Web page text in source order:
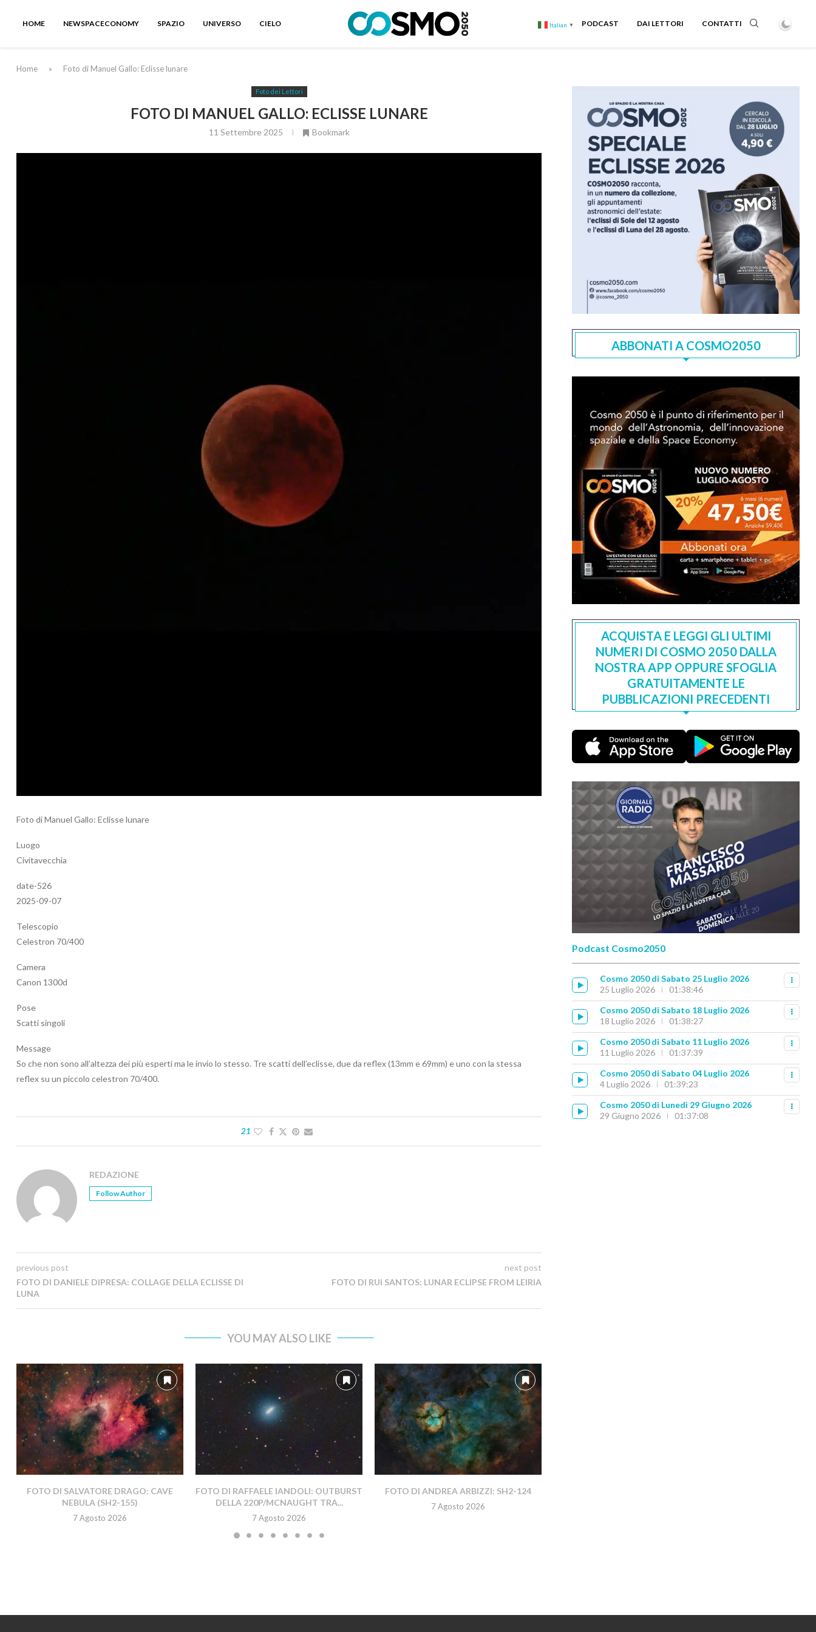
HOME NEWSPACECONOMY SPAZIO UNIVERSO CIELO Italian ▼ PODCAST DAI LETTORI CONTATTI
Home » Foto di Manuel Gallo: Eclisse lunare
Foto dei Lettori
FOTO DI MANUEL GALLO: ECLISSE LUNARE
11 Settembre 2025 Bookmark
Foto di Manuel Gallo: Eclisse lunare
Luogo
Civitavecchia
date-526
2025-09-07
Telescopio
Celestron 70/400
Camera
Canon 1300d
Pose
Scatti singoli
Message
So che non sono all’altezza dei più esperti ma le invio lo stesso. Tre scatti dell’eclisse, due da reflex (13mm e 69mm) e uno con la stessa
reflex su un piccolo celestron 70/400.
21
REDAZIONE
Follow Author
previous post
FOTO DI DANIELE DIPRESA: COLLAGE DELLA ECLISSE DI
LUNA
next post
FOTO DI RUI SANTOS: LUNAR ECLIPSE FROM LEIRIA
YOU MAY ALSO LIKE
FOTO DI SALVATORE DRAGO: CAVE
NEBULA (SH2-155)
7 Agosto 2026
FOTO DI RAFFAELE IANDOLI: OUTBURST
DELLA 220P/MCNAUGHT TRA...
7 Agosto 2026
FOTO DI ANDREA ARBIZZI: SH2-124
7 Agosto 2026
ABBONATI A COSMO2050
ACQUISTA E LEGGI GLI ULTIMI
NUMERI DI COSMO 2050 DALLA
NOSTRA APP OPPURE SFOGLIA
GRATUITAMENTE LE
PUBBLICAZIONI PRECEDENTI
Podcast Cosmo2050
Cosmo 2050 di Sabato 25 Luglio 2026
25 Luglio 2026
01:38:46
Cosmo 2050 di Sabato 18 Luglio 2026
18 Luglio 2026
01:38:27
Cosmo 2050 di Sabato 11 Luglio 2026
11 Luglio 2026
01:37:39
Cosmo 2050 di Sabato 04 Luglio 2026
4 Luglio 2026
01:39:23
Cosmo 2050 di Lunedì 29 Giugno 2026
29 Giugno 2026
01:37:08